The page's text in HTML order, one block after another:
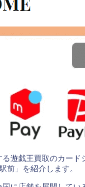
遊戯王買取のカード
前」を紹介します。